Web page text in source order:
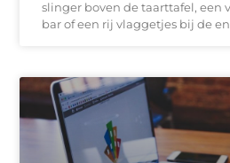
slinger boven de taarttafel, een
bar of een rij vlaggetjes bij de